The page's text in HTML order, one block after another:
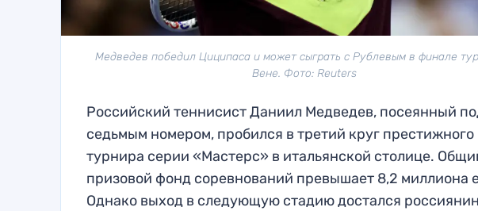
Медведев победил Циципаса и может сыграть с Рублевым в финале
Вене. Фото: Reuters
Российский теннисист Даниил Медведев, посеянный
седьмым номером, пробился в третий круг престижного
турнира серии «Мастерс» в итальянской столице.
призовой фонд соревнований превышает 8,2 миллиона
Однако выход в следующую стадию достался